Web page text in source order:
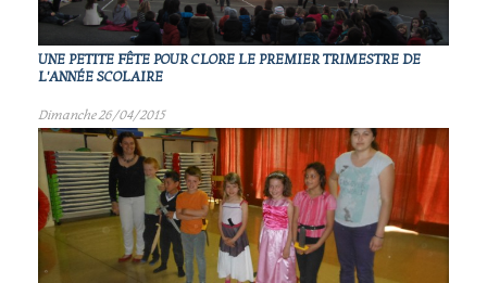
UNE PETITE FÊTE POUR CLORE LE PREMIER TRIMESTRE DE
L'ANNÉE SCOLAIRE
Dimanche 26/04/2015